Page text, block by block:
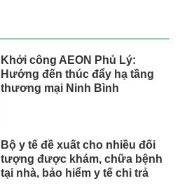
Khởi công AEON Phủ Lý:
Hướng đến thúc đẩy hạ tầng
thương mại Ninh Bình
Bộ y tế đề xuất cho nhiều đối
tượng được khám, chữa bệnh
tại nhà, bảo hiểm y tế chi trả